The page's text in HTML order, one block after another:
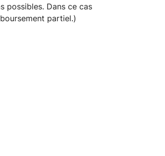
possibles. Dans ce cas
partiel.)